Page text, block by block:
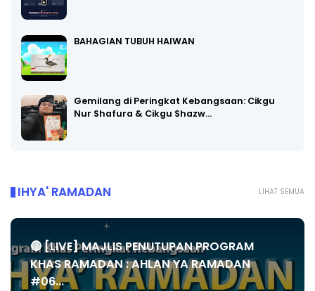
BAHAGIAN TUBUH HAIWAN
Gemilang di Peringkat Kebangsaan: Cikgu
Nur Shafura & Cikgu Shazw…
LIHAT SEMUA
IHYA' RAMADAN
🔴 [LIVE] MAJLIS PENUTUPAN PROGRAM
KHAS RAMADAN : AHLAN YA RAMADAN
#06...